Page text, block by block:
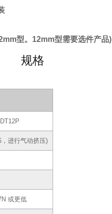
型。12mm型需要选件产品)
规格
DT12P
进行气动挤压)
或更低